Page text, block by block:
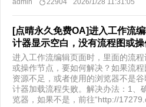
admin 22904 2026/1/28 11:31:05
[点晴永久免费OA]进入工作流
计器显示空白，没有流程图或
进入工作流编辑页面时，里面的流
或操作节点，要如何解决？​ 如果流
资源不足，或者使用的浏览器不是
计器加载流程失败。解决办法：1、
览器，如果不是，前往“http://